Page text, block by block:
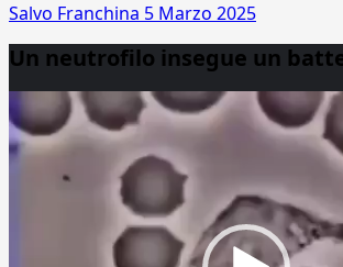
Salvo Franchina 5 Marzo 2025
Un neutrofilo insegue un
Player